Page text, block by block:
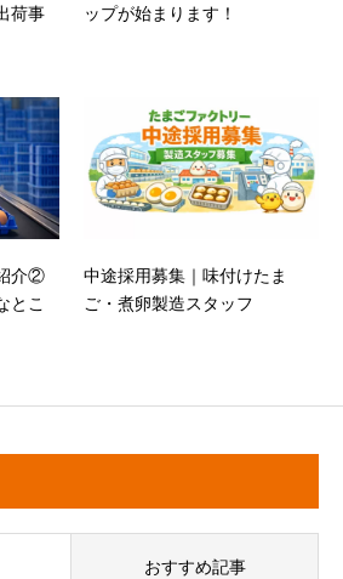
荷事
ップが始まります！
介②
とこ
中途採用募集｜味付けたま
ご・煮卵製造スタッフ
おすすめ記事